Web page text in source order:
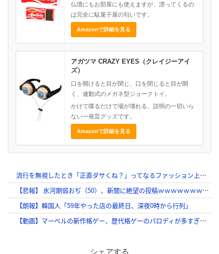
仏壇にもお部屋にも使えますが、漂ってくるの
は完全に駄菓子屋の匂いです。
Amazonで詳細を見る
アガツマ CRAZY EYES（クレイジーアイ
ズ）
口を開けると目が閉じ、口を閉じると目が開
く、連動式のメガネ型ジョークトイ。
かけて喋るだけで場が壊れる、説明の一切いら
ない一発芸グッズです。
Amazonで詳細を見る
シェアする